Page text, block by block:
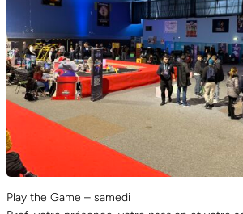
Play the Game – samedi